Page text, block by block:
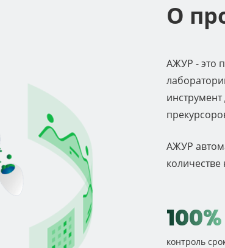
О
АЖУР - это
АЖУР
100%
контроль